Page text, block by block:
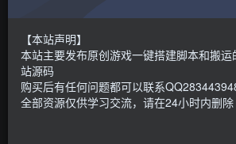
￥9.9 ￥ 30
【本站声明】
本站主要发布原创游戏一键搭建脚本和搬
站源码
购买后有任何问题都可以联系
全部资源仅供学习交流，请在24小时内删除